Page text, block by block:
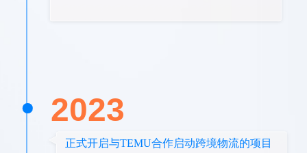
2023
正式开启与TEMU合作启动跨境物流的项目